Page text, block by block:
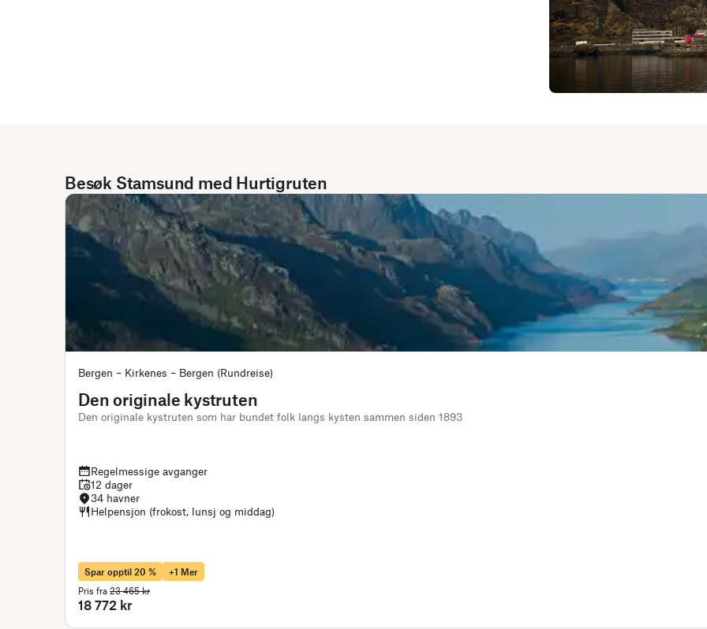
Besøk Stamsund med Hurtigruten
Bergen – Kirkenes – Bergen (Rundreise)
Den originale kystruten
Den originale kystruten som har bundet folk langs kysten sammen siden 1893
Regelmessige avganger
12 dager
34 havner
Helpensjon (frokost, lunsj og middag)
Spar opptil 20 %
+1 Mer
Pris fra 23 465 kr
18 772 kr